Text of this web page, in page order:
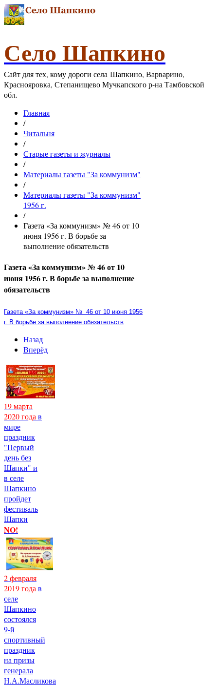
Село Шапкино
Сайт для тех, кому дороги села Шапкино, Варварино,
Краснояровка, Степанищево Мучкапского р-на Тамбовской
обл.
Главная
/
Читальня
/
Старые газеты и журналы
/
Материалы газеты "За коммунизм"
/
Материалы газеты "За коммунизм"
1956 г.
/
Газета «За коммунизм» № 46 от 10
июня 1956 г. В борьбе за
выполнение обязательств
Газета «За коммунизм» № 46 от 10
июня 1956 г. В борьбе за выполнение
обязательств
Газета «За коммунизм» № 46 от 10 июня 1956
г. В борьбе за выполнение обязательств
Назад
Вперёд
19 марта
2020 года в
мире
праздник
"Первый
день без
Шапки" и
в селе
Шапкино
пройдет
фестиваль
Шапки
NO!
2 февраля
2019 года в
селе
Шапкино
состоялся
9-й
спортивный
праздник
на призы
генерала
Н.А.Масликова